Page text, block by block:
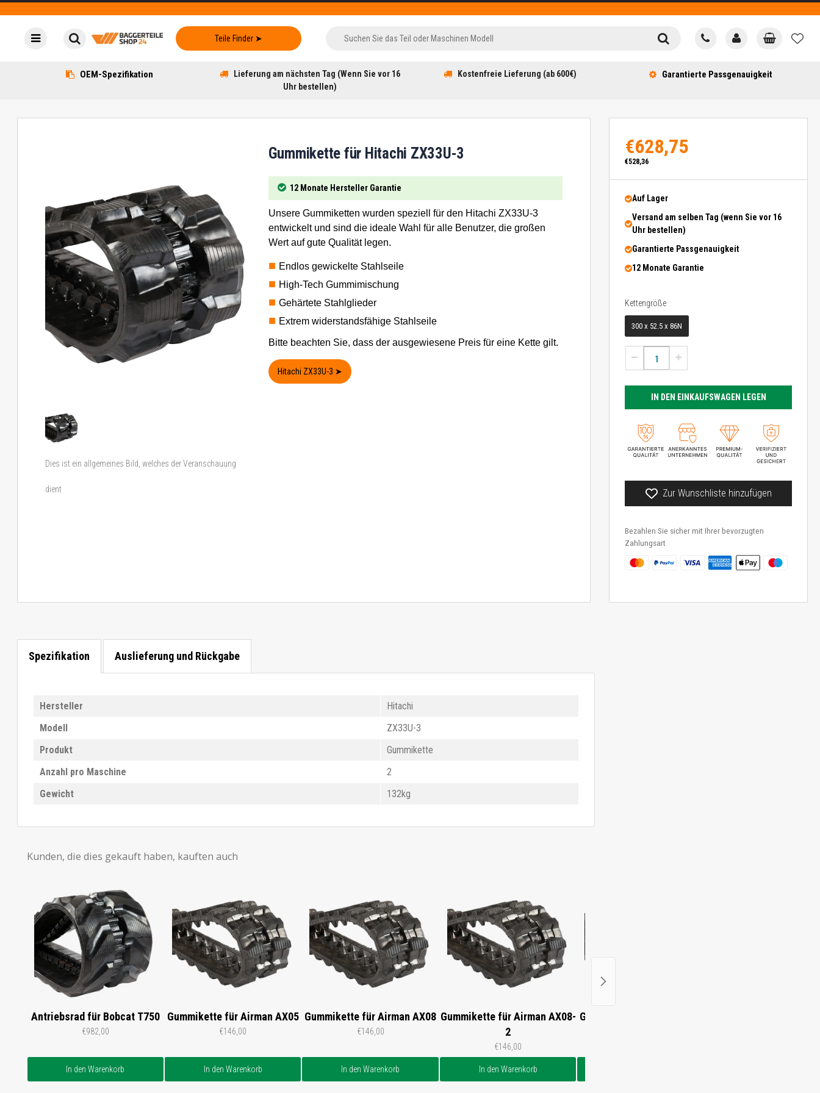
OEM-Spezifikation
Lieferung am nächsten Tag (Wenn Sie vor 16
Uhr bestellen)
Kostenfreie Lieferung (ab 600€) Garantierte Passgenauigkeit
Dies ist ein allgemeines Bild, welches der Veranschauung
dient
Gummikette für Hitachi ZX33U-3
12 Monate Hersteller Garantie
Unsere Gummiketten wurden speziell für den Hitachi ZX33U-3
entwickelt und sind die ideale Wahl für alle Benutzer, die großen
Wert auf gute Qualität legen.
Endlos gewickelte Stahlseile
High-Tech Gummimischung
Gehärtete Stahlglieder
Extrem widerstandsfähige Stahlseile
Bitte beachten Sie, dass der ausgewiesene Preis für eine Kette gilt.
Hitachi ZX33U-3 ➤
€628,75
€528,36
Auf Lager
Versand am selben Tag (wenn Sie vor 16
Uhr bestellen)
Garantierte Passgenauigkeit
12 Monate Garantie
KettengrößeKettengröße
300 x 52.5 x 86N
IN DEN EINKAUFSWAGEN LEGEN
Zur Wunschliste hinzufügen
Bezahlen Sie sicher mit Ihrer bevorzugten
Zahlungsart
Spezifikation Auslieferung und Rückgabe
Hersteller
Hitachi
Modell
ZX33U-3
Produkt
Gummikette
Anzahl pro Maschine
2
Gewicht
132kg
Kunden, die dies gekauft haben, kauften auch
Antriebsrad für Bobcat T750
€982,00
In den Warenkorb
Gummikette für Airman AX05
€146,00
In den Warenkorb
Gummikette für Airman AX08
€146,00
In den Warenkorb
Gummikette für Airman AX08-
2
€146,00
In den Warenkorb
Gummikette für Airman AX12